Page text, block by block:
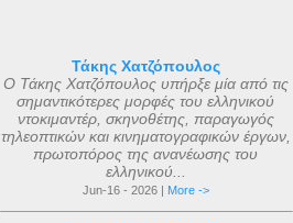
Τάκης Χατζόπουλος
Ο Τάκης Χατζόπουλος υπήρξε μία από τις
σημαντικότερες μορφές του ελληνικού
ντοκιμαντέρ, σκηνοθέτης, παραγωγός
τηλεοπτικών και κινηματογραφικών έργων,
πρωτοπόρος της ανανέωσης του
ελληνικού...
Jun-16 - 2026 | More ->